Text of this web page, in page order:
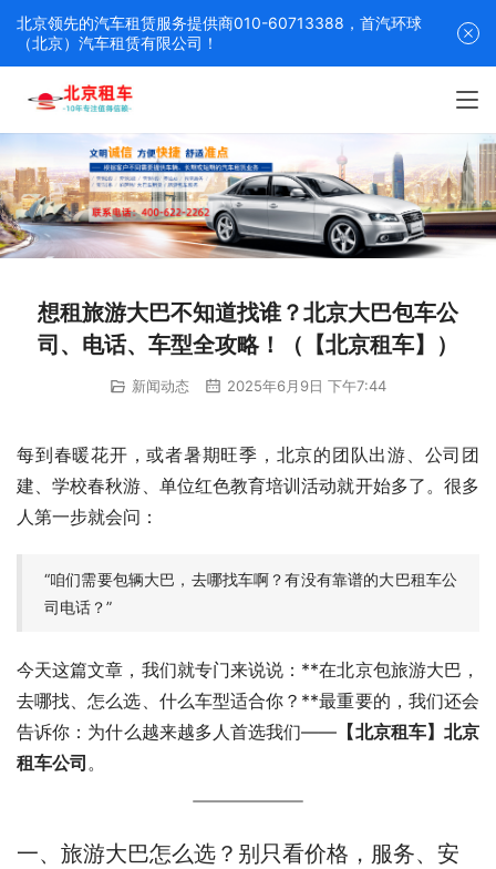
想租旅游大巴不知道找谁？北京大巴包车公
司、电话、车型全攻略！（【北京租车】）
新闻动态 2025年6月9日 下午7:44
每到春暖花开，或者暑期旺季，北京的团队出游、公司团
建、学校春秋游、单位红色教育培训活动就开始多了。很多
人第一步就会问：
“咱们需要包辆大巴，去哪找车啊？有没有靠谱的大巴租车公
司电话？”
今天这篇文章，我们就专门来说说：**在北京包旅游大巴，
去哪找、怎么选、什么车型适合你？**最重要的，我们还会
告诉你：为什么越来越多人首选我们—— 【北京租车】北京
租车公司 。
一、旅游大巴怎么选？别只看价格，服务、安
北京领先的汽车租赁服务提供商010-60713388，首汽环球
（北京）汽车租赁有限公司！